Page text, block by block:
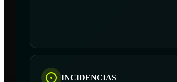
INCIDENCIAS